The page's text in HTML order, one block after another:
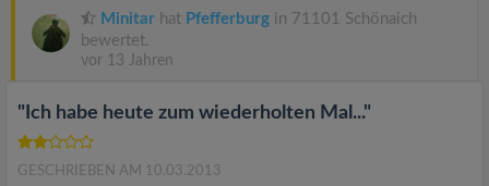
Minitar hat Pfefferburg in 71101 Schönaich
bewertet.
vor 13 Jahren
"Ich habe heute zum wiederholten Mal..."
GESCHRIEBEN AM 10.03.2013